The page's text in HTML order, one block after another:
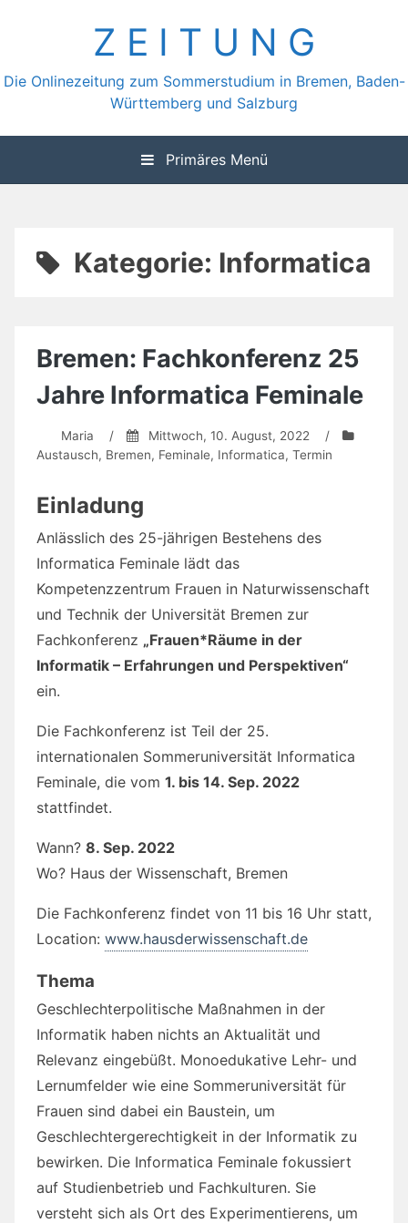
Z E I T U N G
Die Onlinezeitung zum Sommerstudium in Bremen, Baden-
Württemberg und Salzburg
Primäres Menü
Kategorie: Informatica
Bremen: Fachkonferenz 25
Jahre Informatica Feminale
Maria / Mittwoch, 10. August, 2022
/
Austausch, Bremen, Feminale, Informatica, Termin
Einladung
Anlässlich des 25-jährigen Bestehens des
Informatica Feminale lädt das
Kompetenzzentrum Frauen in Naturwissenschaft
und Technik der Universität Bremen zur
Fachkonferenz „Frauen*Räume in der
Informatik – Erfahrungen und Perspektiven“
ein.
Die Fachkonferenz ist Teil der 25.
internationalen Sommeruniversität Informatica
Feminale, die vom 1. bis 14. Sep. 2022
stattfindet.
Wann? 8. Sep. 2022
Wo? Haus der Wissenschaft, Bremen
Die Fachkonferenz findet von 11 bis 16 Uhr statt,
Location: www.hausderwissenschaft.de
Thema
Geschlechterpolitische Maßnahmen in der
Informatik haben nichts an Aktualität und
Relevanz eingebüßt. Monoedukative Lehr- und
Lernumfelder wie eine Sommeruniversität für
Frauen sind dabei ein Baustein, um
Geschlechtergerechtigkeit in der Informatik zu
bewirken. Die Informatica Feminale fokussiert
auf Studienbetrieb und Fachkulturen. Sie
versteht sich als Ort des Experimentierens, um